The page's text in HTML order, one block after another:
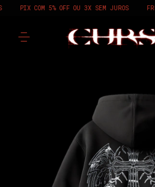
PIX COM 5% OFF OU 3X SEM JUROS FRETE